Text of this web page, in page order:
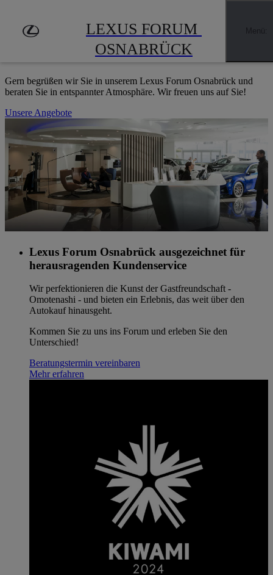
LEXUS FORUM
OSNABRÜCK
HERZLICH WILLKOMMEN
Gern begrüßen wir Sie in unserem Lexus Forum Osnabrück und
beraten Sie in entspannter Atmosphäre. Wir freuen uns auf Sie!
Unsere Angebote
Lexus Forum Osnabrück ausgezeichnet für
herausragenden Kundenservice
Wir perfektionieren die Kunst der Gastfreundschaft -
Omotenashi - und bieten ein Erlebnis, das weit über den
Autokauf hinausgeht.
Kommen Sie zu uns ins Forum und erleben Sie den
Unterschied!
Beratungstermin vereinbaren
Mehr erfahren